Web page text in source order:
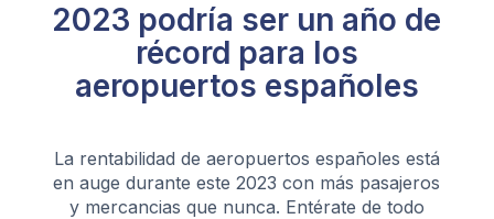
2023 podría ser un año de
récord para los
aeropuertos españoles
La rentabilidad de aeropuertos españoles está
en auge durante este 2023 con más pasajeros
y mercancias que nunca. Entérate de todo